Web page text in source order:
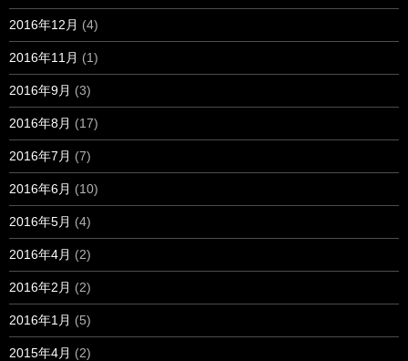
2016年12月 (4)
2016年11月 (1)
2016年9月 (3)
2016年8月 (17)
2016年7月 (7)
2016年6月 (10)
2016年5月 (4)
2016年4月 (2)
2016年2月 (2)
2016年1月 (5)
2015年4月 (2)